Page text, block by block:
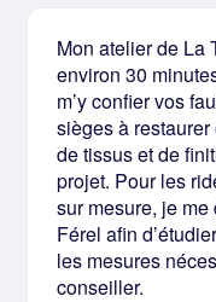
Mon atelier de La
environ 30
m’y confier vos
sièges à
de tissus et de
projet. Pour les
sur mesure, je
Férel afin
les mesures
conseiller.